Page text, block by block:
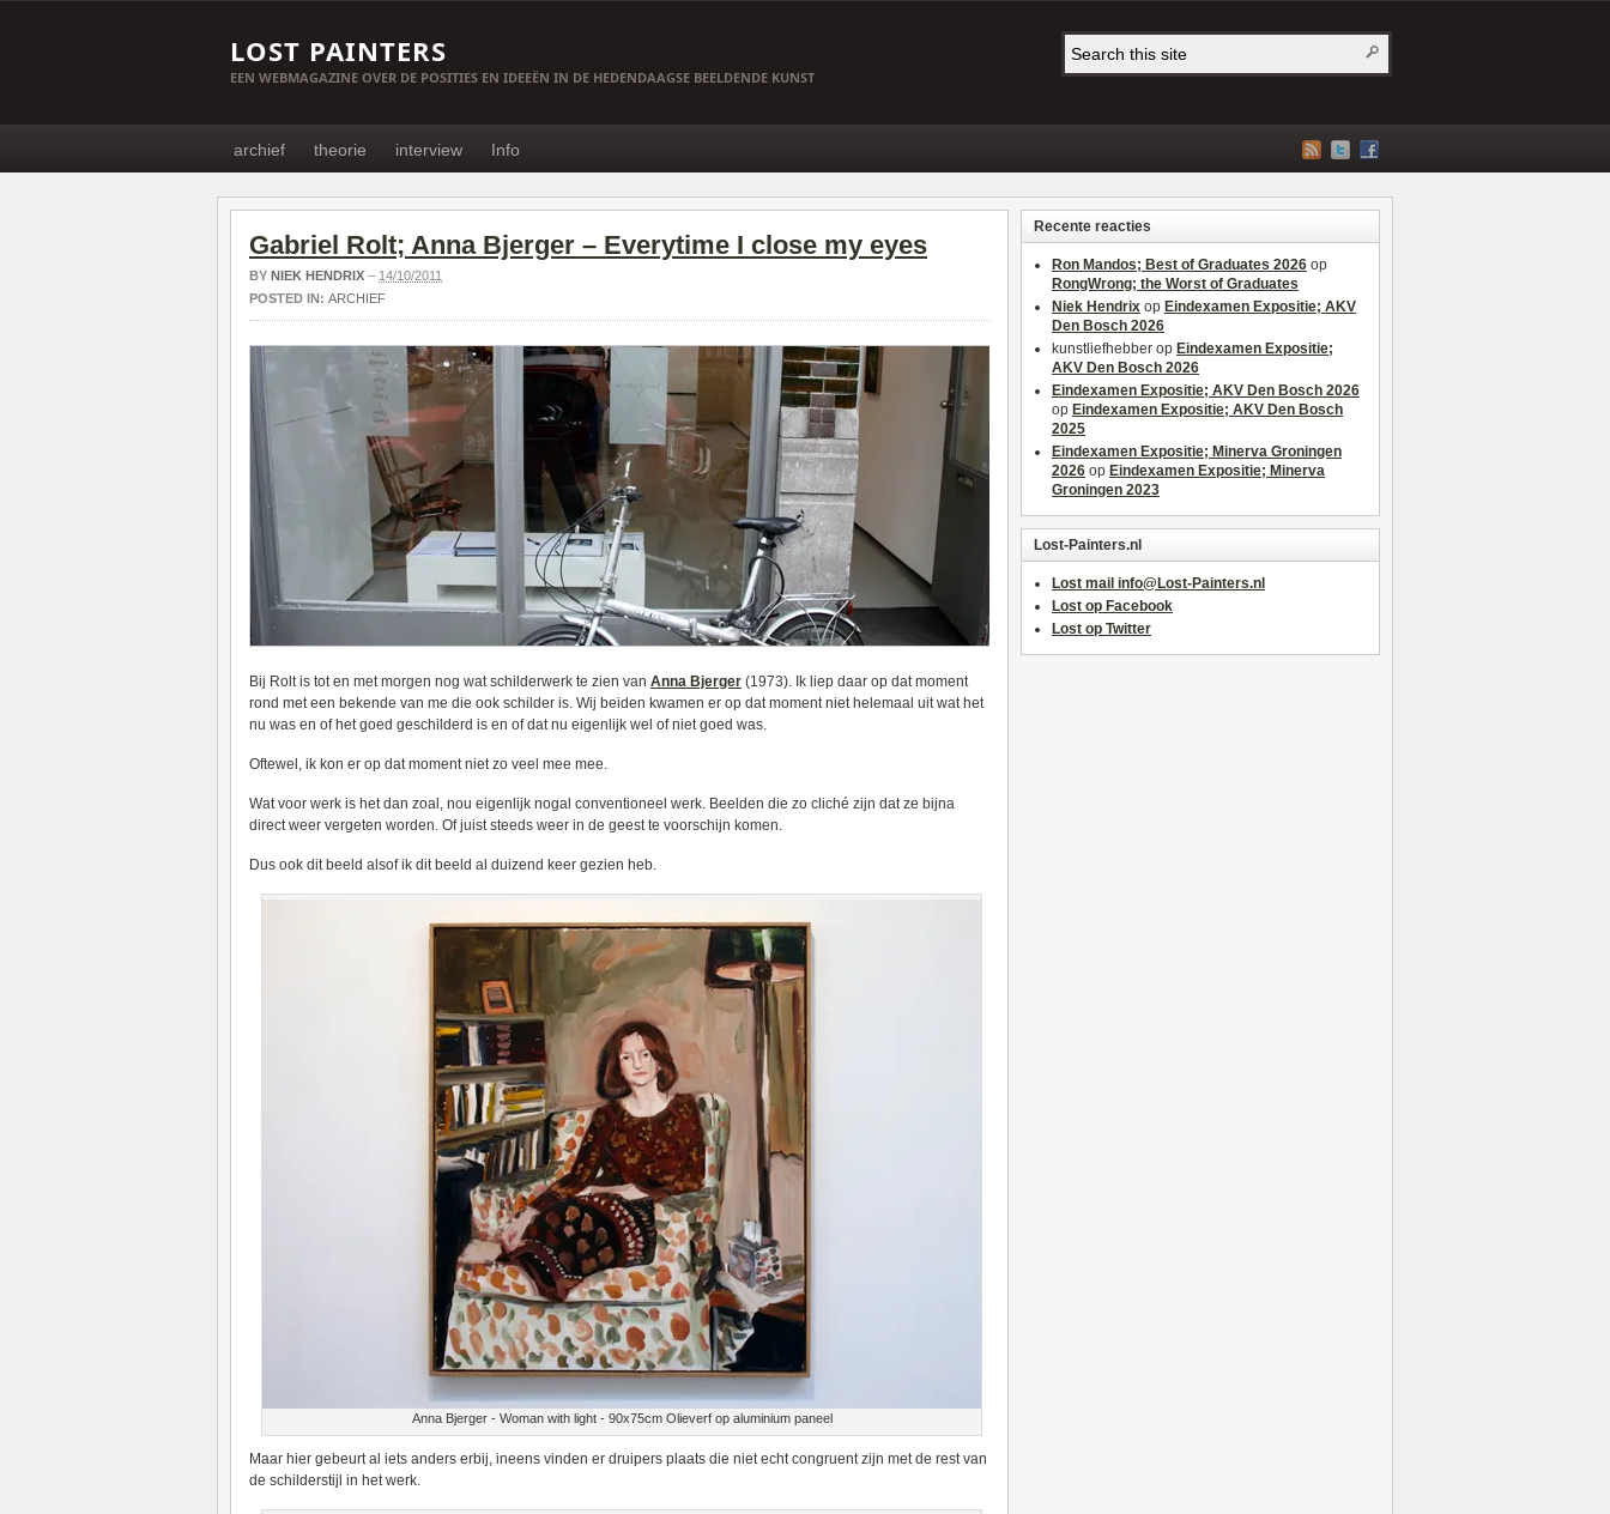
LOST PAINTERS
EEN WEBMAGAZINE OVER DE POSITIES EN IDEEËN IN DE HEDENDAAGSE BEELDENDE KUNST
archief theorie interview Info
Gabriel Rolt; Anna Bjerger – Everytime I close my eyes
BY NIEK HENDRIX – 14/10/2011
POSTED IN: ARCHIEF
Bij Rolt is tot en met morgen nog wat schilderwerk te zien van Anna Bjerger (1973). Ik liep daar op dat moment
rond met een bekende van me die ook schilder is. Wij beiden kwamen er op dat moment niet helemaal uit wat het
nu was en of het goed geschilderd is en of dat nu eigenlijk wel of niet goed was.
Oftewel, ik kon er op dat moment niet zo veel mee mee.
Wat voor werk is het dan zoal, nou eigenlijk nogal conventioneel werk. Beelden die zo cliché zijn dat ze bijna
direct weer vergeten worden. Of juist steeds weer in de geest te voorschijn komen.
Dus ook dit beeld alsof ik dit beeld al duizend keer gezien heb.
Anna Bjerger - Woman with light - 90x75cm Olieverf op aluminium paneel
Maar hier gebeurt al iets anders erbij, ineens vinden er druipers plaats die niet echt congruent zijn met de rest van
de schilderstijl in het werk.
Recente reacties
Ron Mandos; Best of Graduates 2026 op
RongWrong; the Worst of Graduates
Niek Hendrix op Eindexamen Expositie; AKV
Den Bosch 2026
kunstliefhebber op Eindexamen Expositie;
AKV Den Bosch 2026
Eindexamen Expositie; AKV Den Bosch 2026
op Eindexamen Expositie; AKV Den Bosch
2025
Eindexamen Expositie; Minerva Groningen
2026 op Eindexamen Expositie; Minerva
Groningen 2023
Lost-Painters.nl
Lost mail info@Lost-Painters.nl
Lost op Facebook
Lost op Twitter